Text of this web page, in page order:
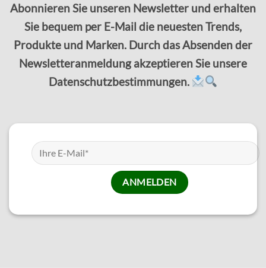
Abonnieren Sie unseren Newsletter und erhalten
Sie bequem per E-Mail die neuesten Trends,
Produkte und Marken. Durch das Absenden der
Newsletteranmeldung akzeptieren Sie unsere
Datenschutzbestimmungen.